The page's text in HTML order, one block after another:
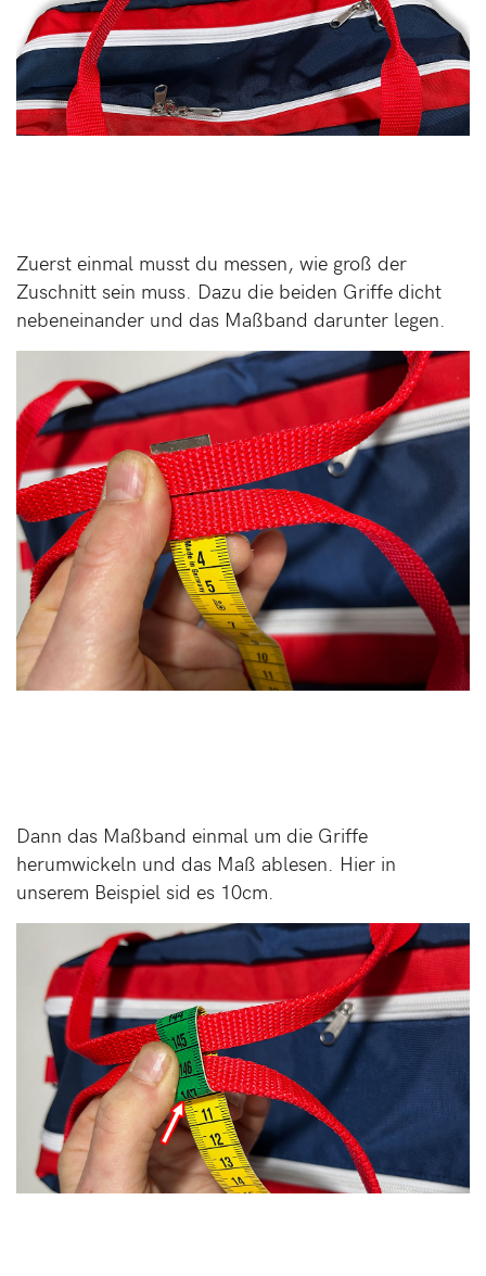
Zuerst einmal musst du messen, wie groß der
Zuschnitt sein muss. Dazu die beiden Griffe dicht
nebeneinander und das Maßband darunter legen.
Dann das Maßband einmal um die Griffe
herumwickeln und das Maß ablesen. Hier in
unserem Beispiel sid es 10cm.